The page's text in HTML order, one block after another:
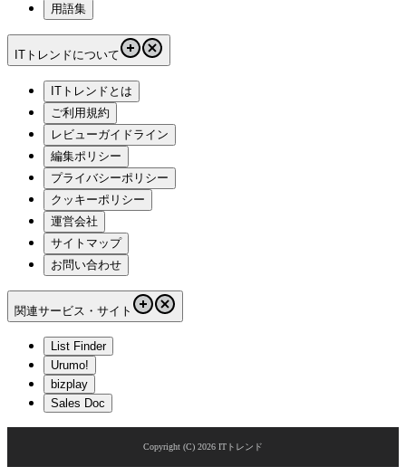
用語集
ITトレンドについて
ITトレンドとは
ご利用規約
レビューガイドライン
編集ポリシー
プライバシーポリシー
クッキーポリシー
運営会社
サイトマップ
お問い合わせ
関連サービス・サイト
List Finder
Urumo!
bizplay
Sales Doc
Copyright (C) 2026 ITトレンド